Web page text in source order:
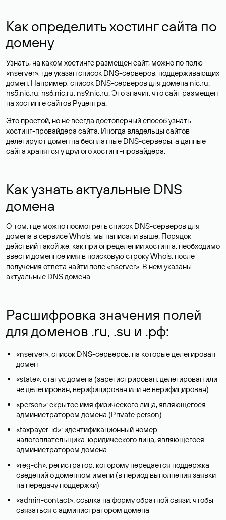
Как определить хостинг сайта по
домену
Узнать, на каком хостинге размещен сайт, можно по полю
«nserver», где указан список DNS-серверов, поддерживающих
домен. Например, список DNS-серверов для домена nic.ru:
ns5.nic.ru, ns6.nic.ru, ns9.nic.ru. Это значит, что сайт размещен
на хостинге сайтов Руцентра.
Это простой, но не всегда достоверный способ узнать
хостинг-провайдера сайта. Иногда владельцы сайтов
делегируют домен на бесплатные DNS-серверы, а данные
сайта хранятся у другого хостинг-провайдера.
Как узнать актуальные DNS
домена
О том, где можно посмотреть список DNS-серверов для
домена в сервисе Whois, мы написали выше. Порядок
действий такой же, как при определении хостинга: необходимо
ввести доменное имя в поисковую строку Whois, после
получения ответа найти поле «nserver». В нем указаны
актуальные DNS домена.
Расшифровка значения полей
для доменов .ru, .su и .рф:
«nserver»: список DNS-серверов, на которые делегирован
домен
«state»: статус домена (зарегистрирован, делегирован или
не делегирован, верифицирован или не верифицирован)
«person»: скрытое имя физического лица, являющегося
администратором домена (Privatе person)
«taxpayer-id»: идентификационный номер
налогоплательщика-юридического лица, являющегося
администратором домена
«reg-ch»: регистратор, которому передается поддержка
сведений о доменном имени (в период выполнения заявки
на передачу поддержки)
«admin-contact»: ссылка на форму обратной связи, чтобы
связаться с администратором домена